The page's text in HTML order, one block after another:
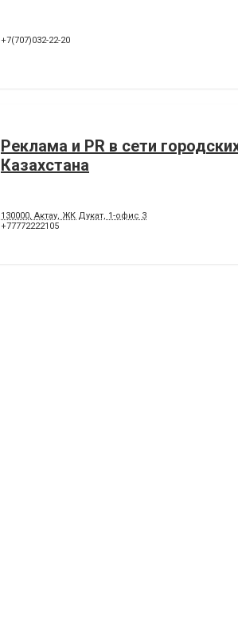
+7(707)032-22-20
Реклама и PR в сети
Казахстана
130000, Актау, ЖК Дукат, 1-офис 3
+77772222105